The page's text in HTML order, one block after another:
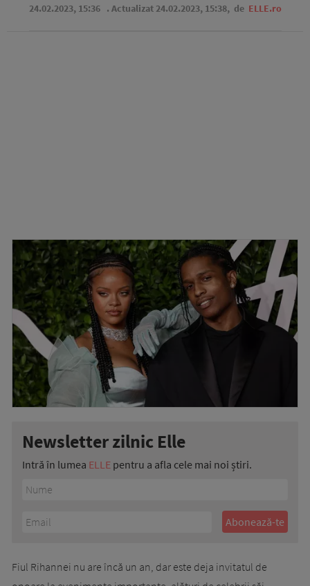
24.02.2023, 15:36 . Actualizat 24.02.2023, 15:38, de ELLE.ro
Newsletter zilnic Elle
Intră în lumea ELLE pentru a afla cele mai noi știri.
Fiul Rihannei nu are încă un an, dar este deja invitatul de